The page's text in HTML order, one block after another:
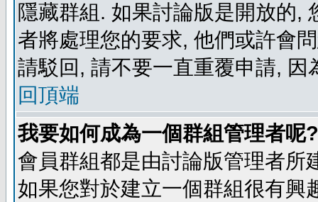
隱藏群組. 如果討論版是開放的,
者將處理您的要求, 他們或許會
請駁回, 請不要一直重覆申請, 因
回頂端
我要如何成為一個群組管理者呢?
會員群組都是由討論版管理者所
如果您對於建立一個群組很有興